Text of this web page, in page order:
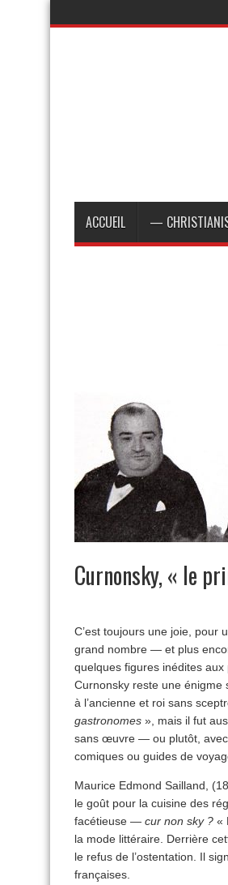
ACCUEIL —
Curnonsky, « le
C’est toujours une joie, pour
grand nombre — et plus
quelques figures inédites
Curnonsky reste une énigme
à l’ancienne et roi sans
gastronomes », mais il fut
sans œuvre — ou plutôt,
comiques ou guides de
Maurice Edmond Sailland,
le goût pour la cuisine des
facétieuse — cur non sky ? «
la mode littéraire. Derrière
le refus de l’ostentation. Il
françaises.